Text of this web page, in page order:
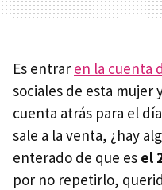
Es entrar en la cuenta
sociales de esta mujer
cuenta atrás para el
sale a la venta, ¿hay
enterado de que es el
por no repetirlo,